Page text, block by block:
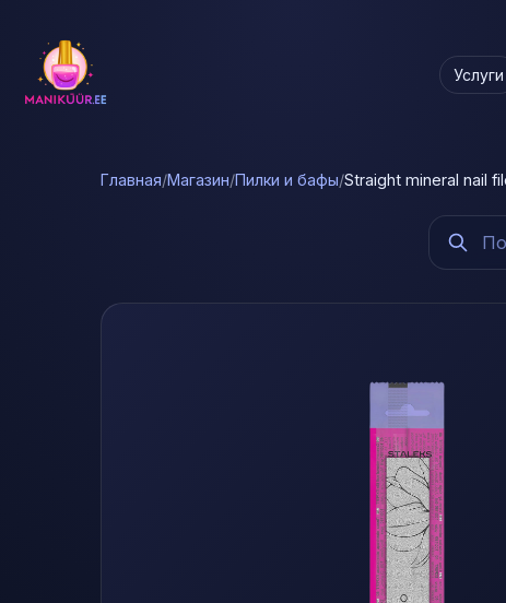
Услуги
Главная/Магазин/Пилки и бафы/Straight mineral nail